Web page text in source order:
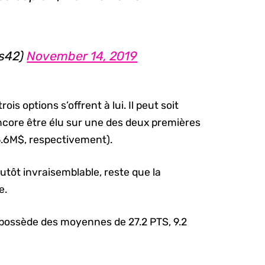
November 14, 2019
options s’offrent à lui. Il peut soit
être élu sur une des deux premières
respectivement).
invraisemblable, reste que la
des moyennes de 27.2 PTS, 9.2